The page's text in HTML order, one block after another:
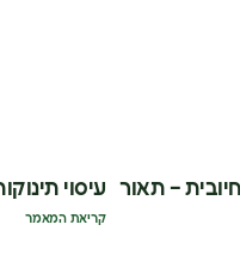
– תאור
עיסוי
קריאת המאמר